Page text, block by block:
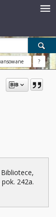
?
242a.